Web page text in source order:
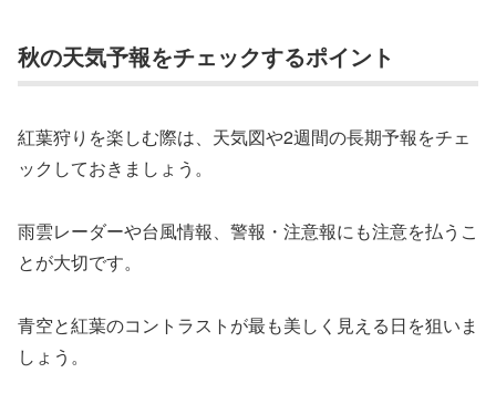
秋の天気予報をチェックするポイント
紅葉狩りを楽しむ際は、天気図や2週間の長期予報をチェ
ックしておきましょう。
雨雲レーダーや台風情報、警報・注意報にも注意を払うこ
とが大切です。
青空と紅葉のコントラストが最も美しく見える日を狙いま
しょう。